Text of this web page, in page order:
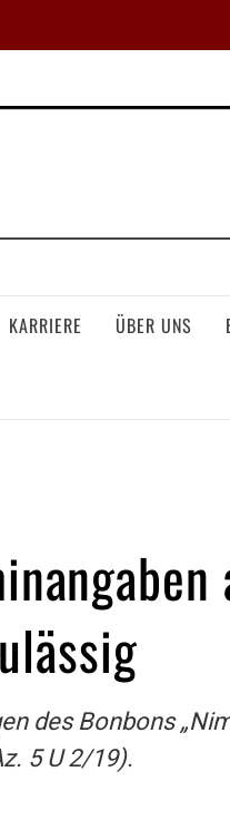
KARRIERE ÜBER UNS
des Bonbons
5 U 2/19).